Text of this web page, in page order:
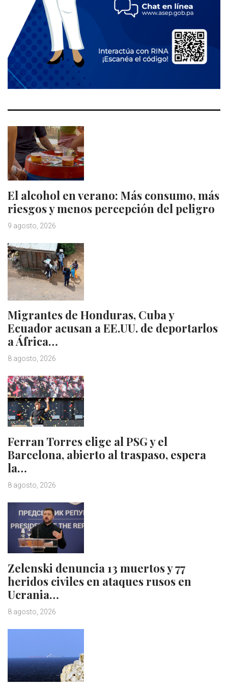
El alcohol en verano: Más consumo, más
riesgos y menos percepción del peligro
9 agosto, 2026
Migrantes de Honduras, Cuba y
Ecuador acusan a EE.UU. de deportarlos
a África…
8 agosto, 2026
Ferran Torres elige al PSG y el
Barcelona, abierto al traspaso, espera
la…
8 agosto, 2026
Zelenski denuncia 13 muertos y 77
heridos civiles en ataques rusos en
Ucrania…
8 agosto, 2026